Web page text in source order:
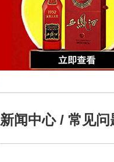
新闻中心 / 常见问